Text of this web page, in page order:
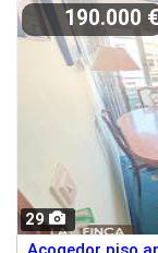
29
190.000 €